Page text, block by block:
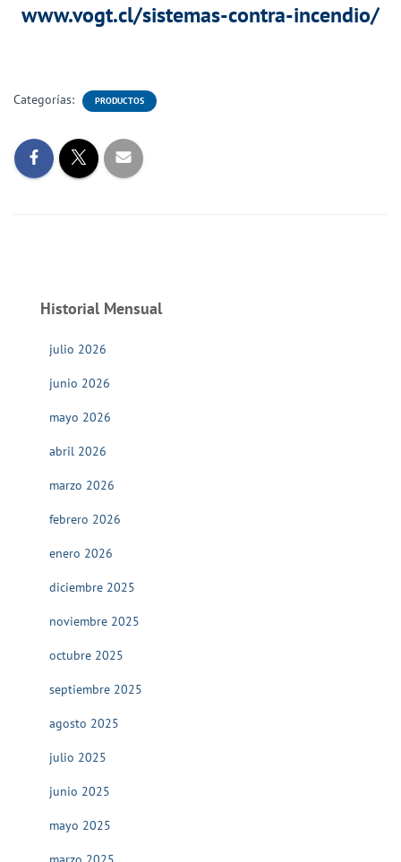
www.vogt.cl/sistemas-contra-incendio/
Categorías: PRODUCTOS
Historial Mensual
julio 2026
junio 2026
mayo 2026
abril 2026
marzo 2026
febrero 2026
enero 2026
diciembre 2025
noviembre 2025
octubre 2025
septiembre 2025
agosto 2025
julio 2025
junio 2025
mayo 2025